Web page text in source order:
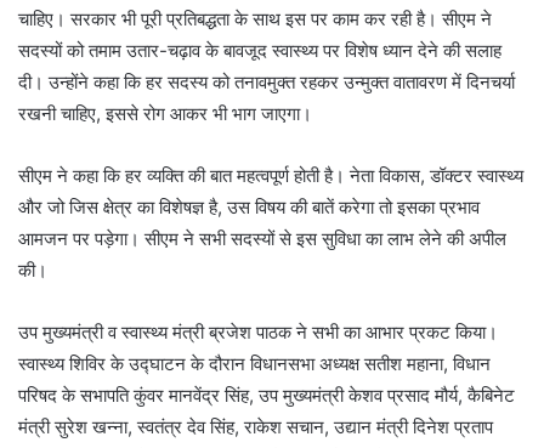
चाहिए। सरकार भी पूरी प्रतिबद्धता के साथ इस पर काम कर रही है। सीएम ने
सदस्यों को तमाम उतार-चढ़ाव के बावजूद स्वास्थ्य पर विशेष ध्यान देने की सलाह
दी। उन्होंने कहा कि हर सदस्य को तनावमुक्त रहकर उन्मुक्त वातावरण में दिनचर्या
रखनी चाहिए, इससे रोग आकर भी भाग जाएगा।
सीएम ने कहा कि हर व्यक्ति की बात महत्वपूर्ण होती है। नेता विकास, डॉक्टर स्वास्थ्य
और जो जिस क्षेत्र का विशेषज्ञ है, उस विषय की बातें करेगा तो इसका प्रभाव
आमजन पर पड़ेगा। सीएम ने सभी सदस्यों से इस सुविधा का लाभ लेने की अपील
की।
उप मुख्यमंत्री व स्वास्थ्य मंत्री ब्रजेश पाठक ने सभी का आभार प्रकट किया।
स्वास्थ्य शिविर के उद्घाटन के दौरान विधानसभा अध्यक्ष सतीश महाना, विधान
परिषद के सभापति कुंवर मानवेंद्र सिंह, उप मुख्यमंत्री केशव प्रसाद मौर्य, कैबिनेट
मंत्री सुरेश खन्ना, स्वतंत्र देव सिंह, राकेश सचान, उद्यान मंत्री दिनेश प्रताप